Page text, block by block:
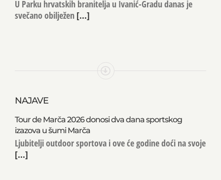
U Parku hrvatskih branitelja u Ivanić-Gradu danas je
svečano obilježen [...]
NAJAVE
Tour de Marča 2026 donosi dva dana sportskog
izazova u šumi Marča
Ljubitelji outdoor sportova i ove će godine doći na svoje
[...]